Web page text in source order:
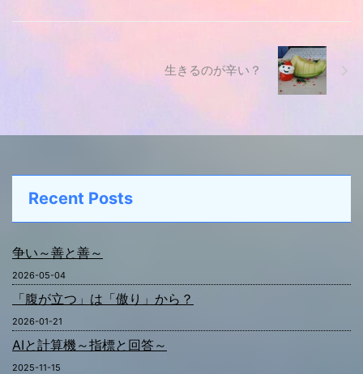
生きるのが辛い？
Recent Posts
争い～善と善～
2026-05-04
「腹が立つ」は「傲り」から？
2026-01-21
AIと計算機～指標と回答～
2025-11-15